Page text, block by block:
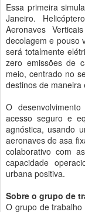
Essa primeira
Janeiro.
Aeronaves
decolagem e pouso
será totalmente
zero emissões de
meio, centrado no
destinos de maneira
O
acesso seguro e
agnóstica, usando
aeronaves de asa
colaborativo com
capacidade
urbana positiva.
Sobre o grupo de
O grupo de